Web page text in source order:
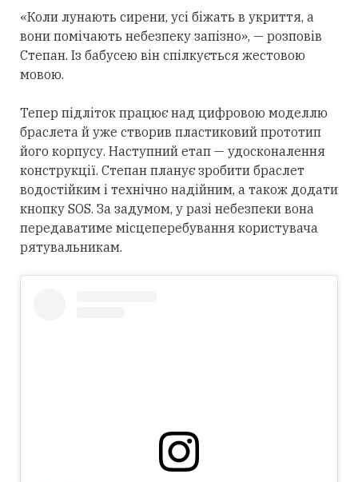
«Коли лунають сирени, усі біжать в укриття, а
вони помічають небезпеку запізно», — розповів
Степан. Із бабусею він спілкується жестовою
мовою.
Тепер підліток працює над цифровою моделлю
браслета й уже створив пластиковий прототип
його корпусу. Наступний етап — удосконалення
конструкції. Степан планує зробити браслет
водостійким і технічно надійним, а також додати
кнопку SOS. За задумом, у разі небезпеки вона
передаватиме місцеперебування користувача
рятувальникам.